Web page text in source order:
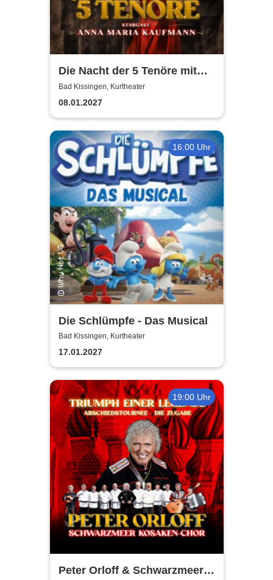
Die Nacht der 5 Tenöre mit
Anna Maria Kaufmann
Bad Kissingen, Kurtheater
08.01.2027
16:00 Uhr
Die Schlümpfe - Das Musical
Bad Kissingen, Kurtheater
17.01.2027
19:00 Uhr
Peter Orloff & Schwarzmeer